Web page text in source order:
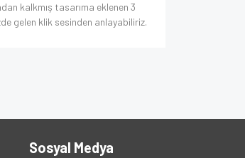
kalkmış tasarıma eklenen 3
gelen klik sesinden anlayabiliriz.
Sosyal Medya